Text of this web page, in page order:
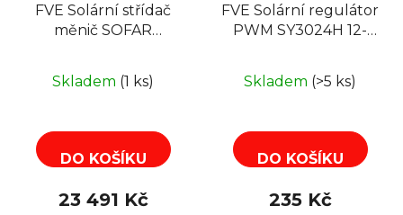
FVE Solární střídač
měnič SOFAR
Skladem (1 ks)
DO KOŠÍKU
23 491 Kč
FVE Solární regulátor
PWM SY3024H 12-
Skladem (>5 ks)
DO KOŠÍKU
235 Kč